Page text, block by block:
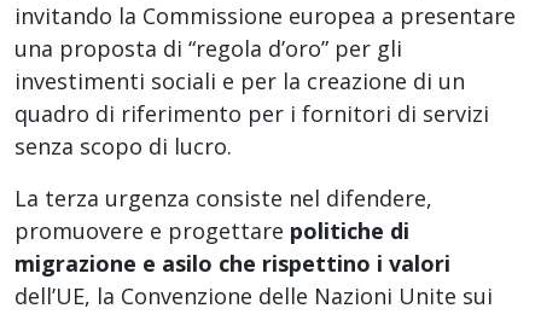
invitando la Commissione europea a presentare
una proposta di “regola d’oro” per gli
investimenti sociali e per la creazione di un
quadro di riferimento per i fornitori di servizi
senza scopo di lucro.
La terza urgenza consiste nel difendere,
promuovere e progettare politiche di
migrazione e asilo che rispettino i valori
dell’UE, la Convenzione delle Nazioni Unite sui